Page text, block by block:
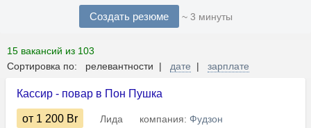
Создать резюме ~ 3 минуты
15 вакансий из 103
Сортировка по: релевантности | дате | зарплате
Кассир - повар в Пон Пушка
от 1 200 Br Лида компания: Фудзон